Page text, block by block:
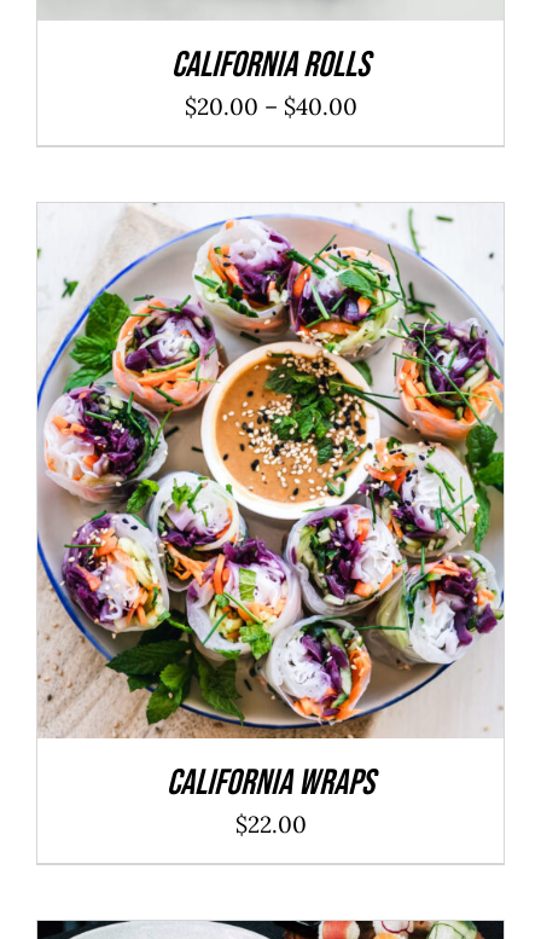
California Rolls
$20.00 – $40.00
ADD TO CART / DÉTAILS
California Wraps
$22.00